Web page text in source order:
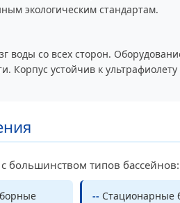
экологическим стандартам.
воды со всех сторон.
Корпус устойчив к
большинством типов бассейнов:
-- Стационарные